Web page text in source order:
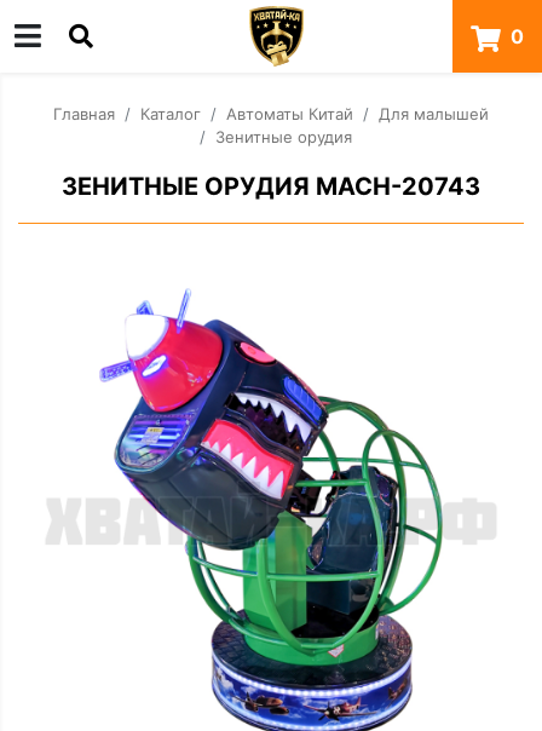
0
Главная Каталог Автоматы Китай
Для малышей
Зенитные орудия
ЗЕНИТНЫЕ ОРУДИЯ MACH-20743